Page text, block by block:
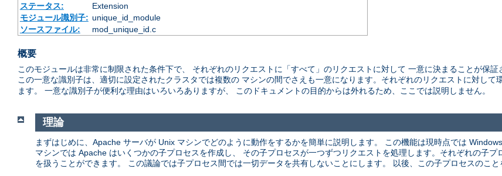
ステータス:
Extension
モジュール識別子: unique_id_module
ソースファイル:
mod_unique_id.c
概要
このモジュールは非常に制限された条件下で、 それぞれのリクエストに「すべて」のリクエストに対して 一意に決まることが保証
この一意な識別子は、適切に設定されたクラスタでは複数の マシンの間でさえも一意になります。それぞれのリクエストに対して
ます。 一意な識別子が便利な理由はいろいろありますが、 このドキュメントの目的からは外れるため、ここでは説明しません。
理論
まずはじめに、Apache サーバが Unix マシンでどのように動作をするかを簡単に説明します。 この機能は現時点では
マシンでは Apache はいくつかの子プロセスを作成し、 その子プロセスが一つずつリクエストを処理します。それぞれの子プ
を扱うことができます。 この議論では子プロセス間では一切データを共有しないことにします。 以後、この子プロセスのこと